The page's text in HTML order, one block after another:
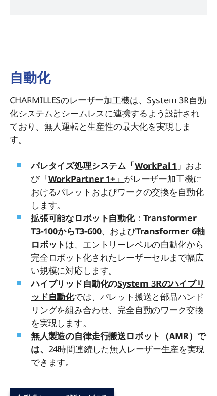
自動化
CHARMILLESのレーザー加工機は、System 3R自動
化システムとシームレスに連携するよう設計され
ており、無人運転と生産性の最大化を実現しま
す。
パレタイズ処理システム「WorkPal 1 」およ
び「WorkPartner 1+」 がレーザー加工機に
おけるパレットおよびワークの交換を自動化
します。
拡張可能なロボット自動化： Transformer
T3-100からT3-600、およびTransformer 6軸
ロボットは、エントリーレベルの自動化から
完全ロボット化されたレーザーセルまで幅広
い規模に対応します。
ハイブリッド自動化のSystem 3Rのハイブリ
ッド自動化では、パレット搬送と部品ハンド
リングを組み合わせ、完全自動のワーク交換
を実現します。
無人製造の自律走行搬送ロボット（AMR） で
は、 24時間連続した無人レーザー生産を実現
できます。